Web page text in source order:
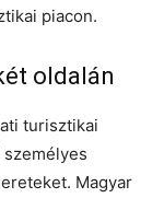
piacon.
oldalán
turisztikai
Magyar